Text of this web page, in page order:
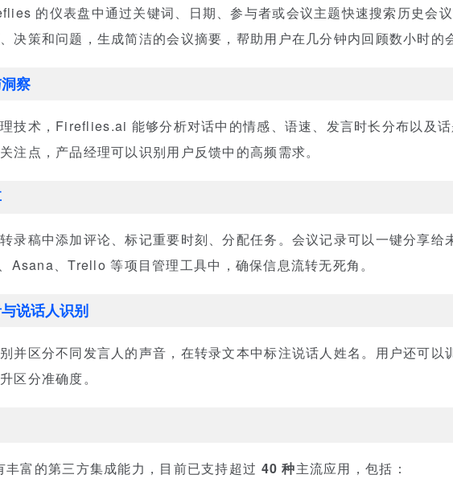
的仪表盘中通过关键词、日期、参与者或会议主题快速搜索历史会
决策和问题，生成简洁的会议摘要，帮助用户在几分钟内回顾数小时的
察
技术，Fireflies.ai 能够分析对话中的情感、语速、发言时长分布以及
注点，产品经理可以识别用户反馈中的高频需求。
录稿中添加评论、标记重要时刻、分配任务。会议记录可以一键分享给
Asana、Trello 等项目管理工具中，确保信息流转无死角。
说话人识别
并区分不同发言人的声音，在转录文本中标注说话人姓名。用户还可
区分准确度。
富的第三方集成能力，目前已支持超过 40 种主流应用，包括：